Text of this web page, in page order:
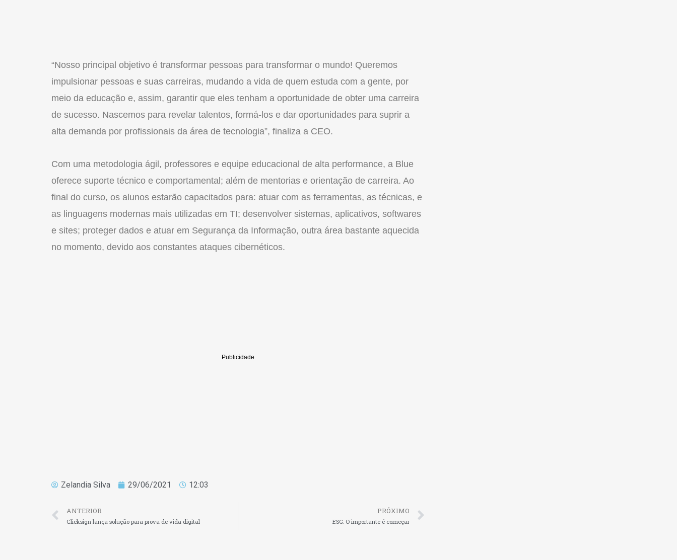
“Nosso principal objetivo é transformar pessoas para transformar o mundo! Queremos
impulsionar pessoas e suas carreiras, mudando a vida de quem estuda com a gente, por
meio da educação e, assim, garantir que eles tenham a oportunidade de obter uma carreira
de sucesso. Nascemos para revelar talentos, formá-los e dar oportunidades para suprir a
alta demanda por profissionais da área de tecnologia”, finaliza a CEO.
Com uma metodologia ágil, professores e equipe educacional de alta performance, a Blue
oferece suporte técnico e comportamental; além de mentorias e orientação de carreira. Ao
final do curso, os alunos estarão capacitados para: atuar com as ferramentas, as técnicas, e
as linguagens modernas mais utilizadas em TI; desenvolver sistemas, aplicativos, softwares
e sites; proteger dados e atuar em Segurança da Informação, outra área bastante aquecida
no momento, devido aos constantes ataques cibernéticos.
Zelandia Silva 29/06/2021 12:03
ANTERIOR
Clicksign lança solução para prova de vida digital
PRÓXIMO
ESG: O importante é começar